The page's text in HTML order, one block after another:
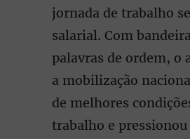
jornada de trabalho
salarial. Com
palavras de ordem, o
a mobilização
de melhores
trabalho e pressionou